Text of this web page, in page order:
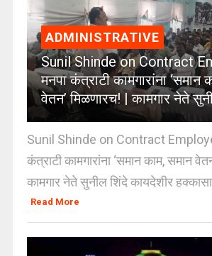
ADMINISTRATIVE
Sunil Shinde on Contract
मनपा कंत्राटी कामगारांना ‘समान
वेतन’ मिळणारच! | कामगार नेते
Sunil Shinde on Contract
कंत्राटी कामगारांना ‘समान काम, समान
कामगार नेते सुनील शिंदे कायदेशीर
Read More